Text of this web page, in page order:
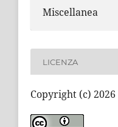
Miscellanea
LICENZA
Copyright (c)